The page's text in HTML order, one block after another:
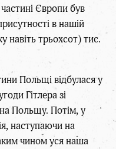
Європи був
в нашій
навіть трьохсот) тис.
Польщі відбулася у
Гітлера зі
на Польщу. Потім, у
наступаючи на
чином уся наша